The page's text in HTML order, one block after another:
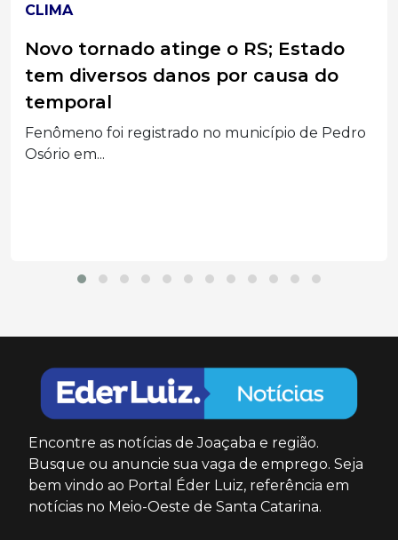
DESTAQUES
Após conclusão dos trabalhos, CPI
da Prefeitura sugere indiciamento
de 11 pessoas
Entre as conclusões apresentadas, o relatório
recomenda o indiciamento...
Encontre as notícias de Joaçaba e região.
Busque ou anuncie sua vaga de emprego. Seja
bem vindo ao Portal Éder Luiz, referência em
notícias no Meio-Oeste de Santa Catarina.